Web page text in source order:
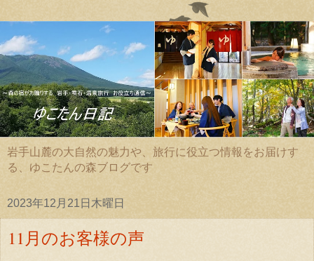
岩手山麓の大自然の魅力や、旅行に役立つ情報をお届けす
る、ゆこたんの森ブログです
2023年12月21日木曜日
11月のお客様の声